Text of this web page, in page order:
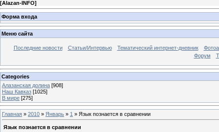
[Alazan-INFO]
Форма входа
Меню сайта
Последние новости Статьи/Интервью Тематический интернет-дневник
Форум
Categories
Алазанская долина [908]
Наш Кавказ [1025]
В мире [275]
Главная » 2010 » Январь » 1 » Язык познается в сравнении
Язык познается в сравнении